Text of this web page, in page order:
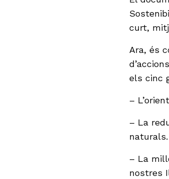
curt,
Ara, és
els cinc
–
– La
naturals.
– La
nostres